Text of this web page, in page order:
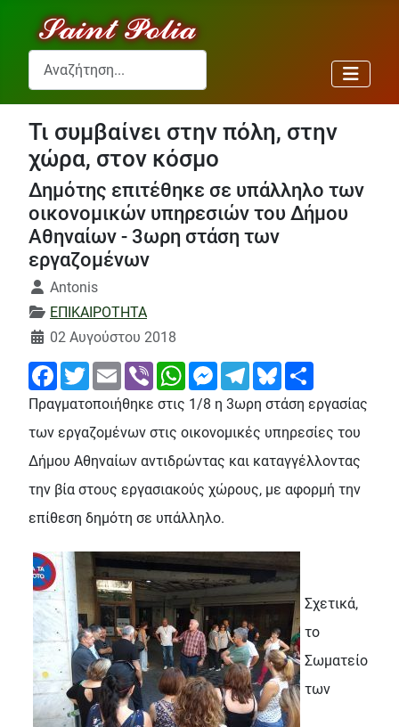
Αναζήτηση...
Τι συμβαίνει στην πόλη, στην
χώρα, στον κόσμο
Δημότης επιτέθηκε σε υπάλληλο των
οικονομικών υπηρεσιών του Δήμου
Αθηναίων - 3ωρη στάση των
εργαζομένων
Λεπτομέρειες
Antonis
ΕΠΙΚΑΙΡΟΤΗΤΑ
02 Αυγούστου 2018
FacebookTwitterEmail Viber WhatsAppMessengerTelegramBluesky
Πραγματοποιήθηκε στις 1/8 η 3ωρη στάση εργασίας
των εργαζομένων στις οικονομικές υπηρεσίες του
Δήμου Αθηναίων αντιδρώντας και καταγγέλλοντας
την βία στους εργασιακούς χώρους, με αφορμή την
επίθεση δημότη σε υπάλληλο.
Σχετικά,
το
Σωματείο
των